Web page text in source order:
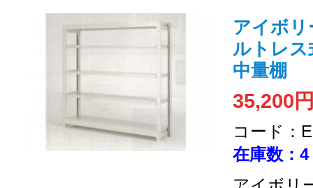
アイボリ
ルトレス
中量棚
35,200
コード：
在庫数：4